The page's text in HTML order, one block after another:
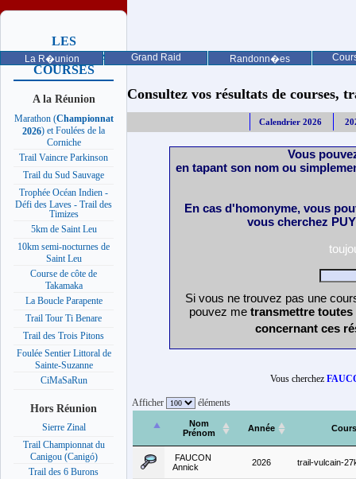
La R�union Grand Raid Randonn�es
LES
PROCHAINES
COURSES
A la Réunion
Marathon (Championnat
2026) et Foulées de la
Corniche
Trail Vaincre Parkinson
Trail du Sud Sauvage
Trophée Océan Indien -
Défi des Laves - Trail des
Timizes
5km de Saint Leu
10km semi-nocturnes de
Saint Leu
Course de côte de
Takamaka
La Boucle Parapente
Trail Tour Ti Benare
Trail des Trois Pitons
Foulée Sentier Littoral de
Sainte-Suzanne
CiMaSaRun
Hors Réunion
Sierre Zinal
Trail Championnat du
Canigou (Canigó)
Trail des 6 Burons
Consultez vos résultats de courses,
Calendrier 2026
Vous
en tapant son nom ou
En cas d'homonyme, vous
vous cherchez
Si vous ne trouvez pas une
pouvez me transmettre
concernant ces
Vous cherchez
Afficher éléments
Nom
Prénom
Année
FAUCON
Annick
2026 trail-vulcain-